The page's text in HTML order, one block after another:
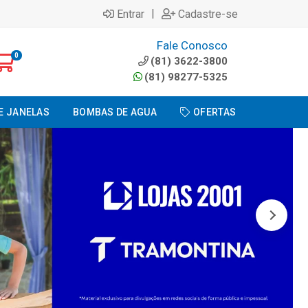
Entrar | Cadastre-se
0
Fale Conosco
(81) 3622-3800
(81) 98277-5325
JANELAS BOMBAS DE AGUA OFERTAS